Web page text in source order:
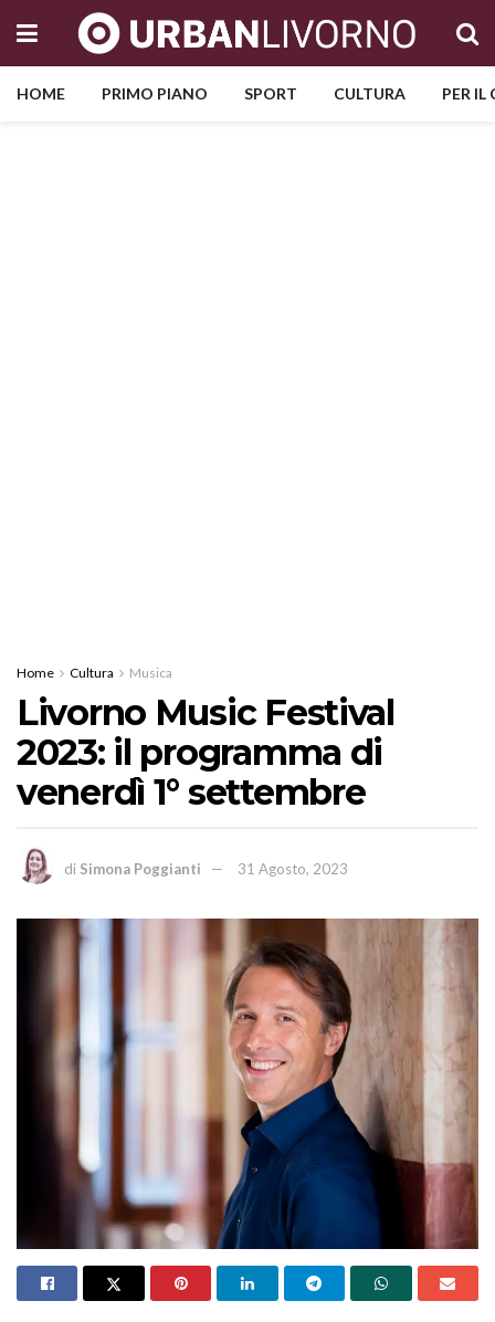
HOME PRIMO PIANO SPORT CULTURA PER
Home Cultura Musica
Livorno Music Festival
2023: il programma di
venerdì 1° settembre
di Simona Poggianti 31 Agosto, 2023